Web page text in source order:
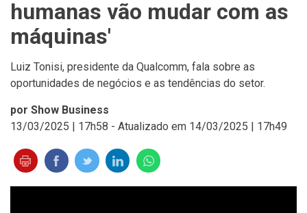
humanas vão mudar com as
máquinas'
Luiz Tonisi, presidente da Qualcomm, fala sobre as
oportunidades de negócios e as tendências do setor.
por Show Business
13/03/2025 | 17h58 - Atualizado em 14/03/2025 | 17h49